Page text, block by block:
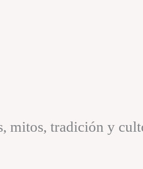
mitos, tradición y